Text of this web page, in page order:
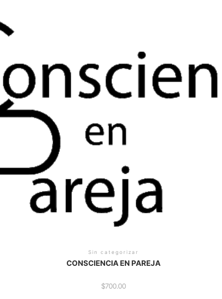
Sin categorizar
CONSCIENCIA EN PAREJA
$700.00